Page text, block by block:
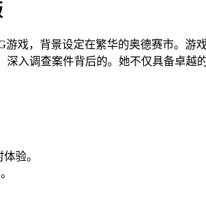
游戏，背景设定在繁华的奥德赛市。
入调查案件背后的。她不仅具备卓
验。